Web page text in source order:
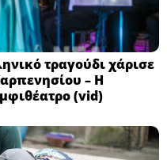
τραγούδι χάρισε
– Η
(vid)